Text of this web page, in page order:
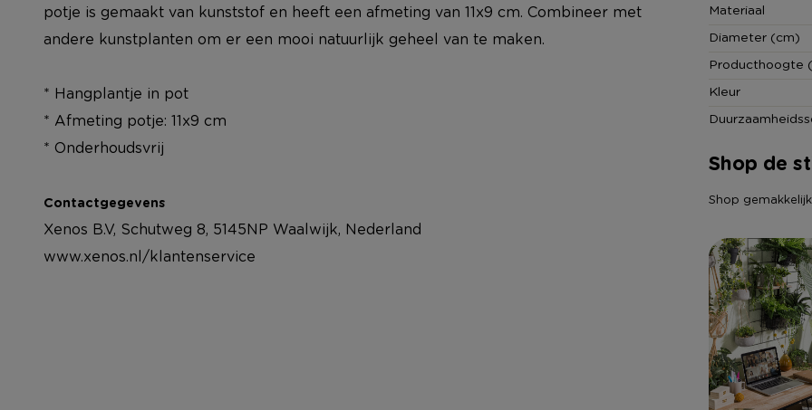
potje is gemaakt van kunststof en heeft een afmeting van 11x9 cm. Combineer met
andere kunstplanten om er een mooi natuurlijk geheel van te maken.
* Hangplantje in pot
* Afmeting potje: 11x9 cm
* Onderhoudsvrij
Contactgegevens
Xenos B.V, Schutweg 8, 5145NP Waalwijk, Nederland
www.xenos.nl/klantenservice
Materiaal
Diameter (cm)
Producthoogte
Kleur
Shop de
Shop